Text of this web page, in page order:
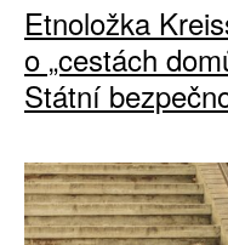
Etnoložka
o „cestách
Státní